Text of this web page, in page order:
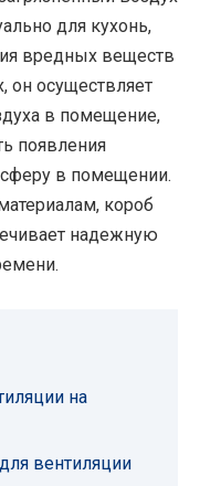
для кухонь,
вредных веществ
осуществляет
в помещение,
появления
в помещении.
короб
надежную
на
вентиляции